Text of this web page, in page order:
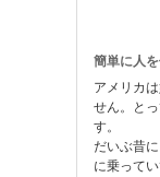
簡単に人
アメリカ
せん。と
す。
だいぶ昔
に乗って